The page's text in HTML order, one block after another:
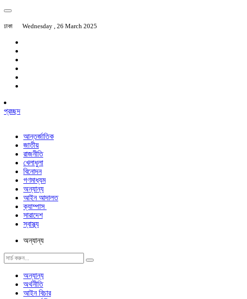
ঢাকা Wednesday , 26 March 2025
প্রচ্ছদ
আন্তর্জাতিক
জাতীয়
রাজনীতি
খেলাধুলা
বিনোদন
গণমাধ্যম
অন্যান্য
আইন আদালত
ক্যাম্পাস
সারাদেশ
স্বাস্থ্য
অন্যান্য
অন্যান্য
অর্থনীতি
আইন বিচার